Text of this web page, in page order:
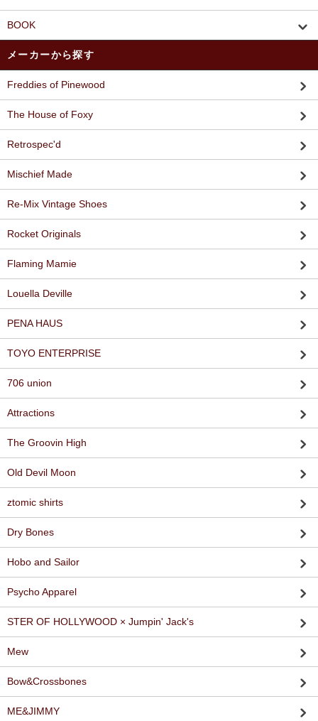
BOOK
メーカーから探す
Freddies of Pinewood
The House of Foxy
Retrospec'd
Mischief Made
Re-Mix Vintage Shoes
Rocket Originals
Flaming Mamie
Louella Deville
PENA HAUS
TOYO ENTERPRISE
706 union
Attractions
The Groovin High
Old Devil Moon
ztomic shirts
Dry Bones
Hobo and Sailor
Psycho Apparel
STER OF HOLLYWOOD × Jumpin' Jack's
Mew
Bow&Crossbones
ME&JIMMY